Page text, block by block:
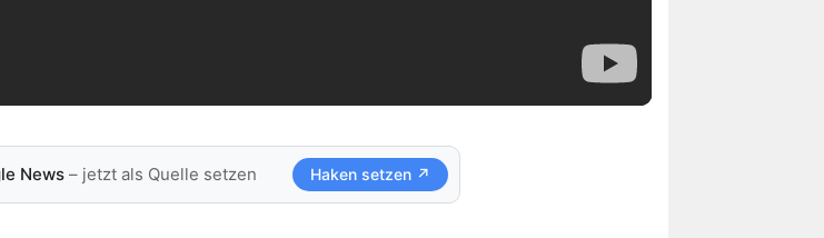
News– jetzt als Quelle setzen Haken setzen ↗